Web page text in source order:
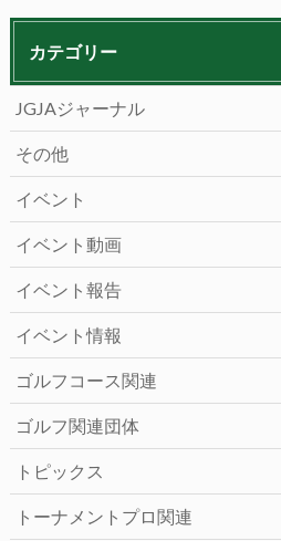
カテゴリー
JGJAジャーナル
その他
イベント
イベント動画
イベント報告
イベント情報
ゴルフコース関連
ゴルフ関連団体
トピックス
トーナメントプロ関連